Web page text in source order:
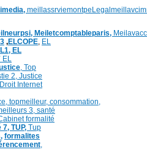
meillassrviemontpe
Meiletcomptableparis,
,ELCOPE EL
EL
EL
Top
2 Justice
Droit Internet
topmeilleur, consommation
3, santé
formalité
7, TUP, Tup
formalites